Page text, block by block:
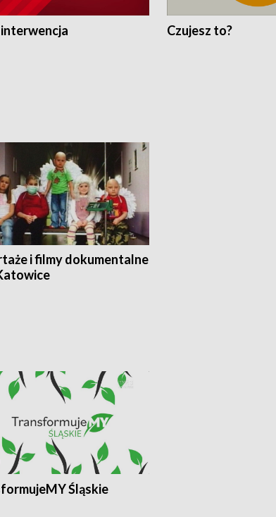
Czujesz to?
i filmy dokumentalne
Śląskie